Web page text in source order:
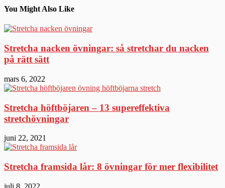
You Might Also Like
Stretcha nacken övningar: så stretchar du nacken
på rätt sätt
mars 6, 2022
Stretcha höftböjaren – 13 supereffektiva
stretchövningar
juni 22, 2021
Stretcha framsida lår: 8 övningar för mer flexibilitet
juli 8, 2022